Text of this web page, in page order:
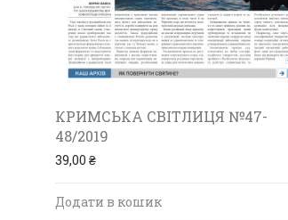
КРИМСЬКА СВІТЛИЦЯ №47-
48/2019
39,00 ₴
Додати в кошик